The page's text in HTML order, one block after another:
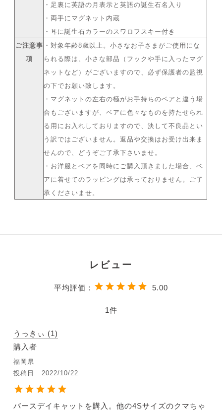
・足裏に英語の月表示と英語の誕生石名入り
・両手にマグネット内蔵
・耳に誕生石カラーのスワロフスキー付き
ご注意事
項
・対象年齢8歳以上。小さなお子さまがご使用にな
られる際は、小さな部品（フックや手に入ったマグ
ネットなど）がございますので、必ず保護者の監視
の下でお願い致します。
・マグネットの左右の極がお手持ちのベアと違う場
合もございますが、ベアに色々なものを持たせられ
る用にお入れしておりますので、決して不良品とい
う訳ではございません。返品や交換はお受け出来ま
せんので、どうぞご了承下さいませ。
・お洋服とベアを同時にご購入頂きました場合、ベ
アに着せてのラッピングは承っておりません。ご了
承くださいませ。
5.00
1
うっきぃ
1
購入者
福岡県
投稿日
2022/10/22
バースデイキャットを購入。他の4Sサイズのクマちゃ